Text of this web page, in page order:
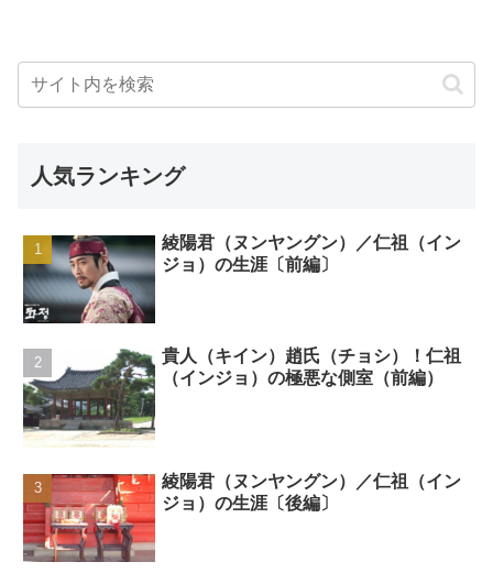
人気ランキング
綾陽君（ヌンヤングン）／仁祖（イン
ジョ）の生涯〔前編〕
貴人（キイン）趙氏（チョシ）！仁祖
（インジョ）の極悪な側室（前編）
綾陽君（ヌンヤングン）／仁祖（イン
ジョ）の生涯〔後編〕